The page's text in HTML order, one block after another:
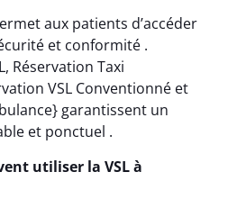
aux patients d’accéder
et conformité .
Réservation Taxi
VSL Conventionné et
garantissent un
et ponctuel .
utiliser la VSL à